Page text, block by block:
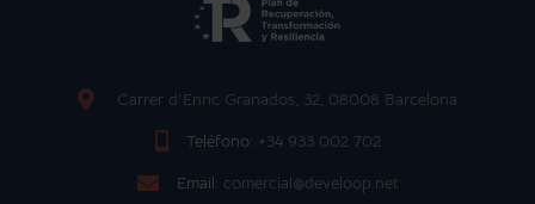
Carrer d'Enric Granados, 32, 08008 Barcelona
Teléfono: +34 933 002 702
Email: comercial@develoop.net